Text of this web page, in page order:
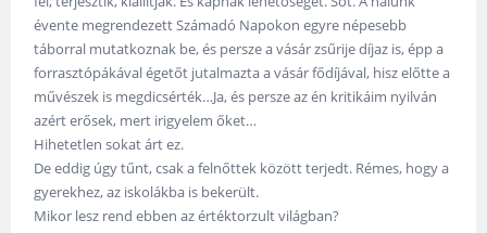
évente megrendezett Számadó Napokon egyre népesebb
táborral mutatkoznak be, és persze a vásár zsűrije díjaz is, épp a
forrasztópákával égetőt jutalmazta a vásár fődíjával, hisz előtte a
művészek is megdicsérték…Ja, és persze az én kritikáim nyilván
azért erősek, mert irigyelem őket…
Hihetetlen sokat árt ez.
De eddig úgy tűnt, csak a felnőttek között terjedt. Rémes, hogy a
gyerekhez, az iskolákba is bekerült.
Mikor lesz rend ebben az értéktorzult világban?